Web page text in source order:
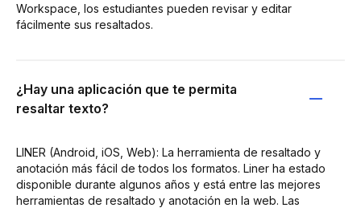
Workspace, los estudiantes pueden revisar y editar
fácilmente sus resaltados.
¿Hay una aplicación que te permita
resaltar texto?
LINER (Android, iOS, Web): La herramienta de resaltado y
anotación más fácil de todos los formatos. Liner ha estado
disponible durante algunos años y está entre las mejores
herramientas de resaltado y anotación en la web. Las